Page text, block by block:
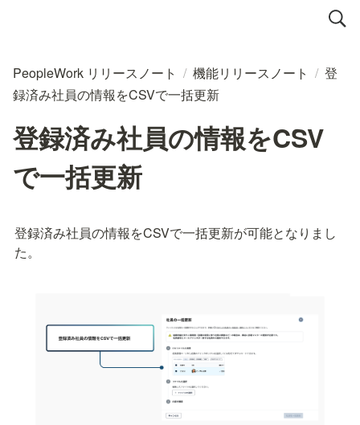
PeopleWork リリースノート / 機能リリースノート / 登
録済み社員の情報をCSVで一括更新
登録済み社員の情報をCSV
で一括更新
登録済み社員の情報をCSVで一括更新が可能となりまし
た。